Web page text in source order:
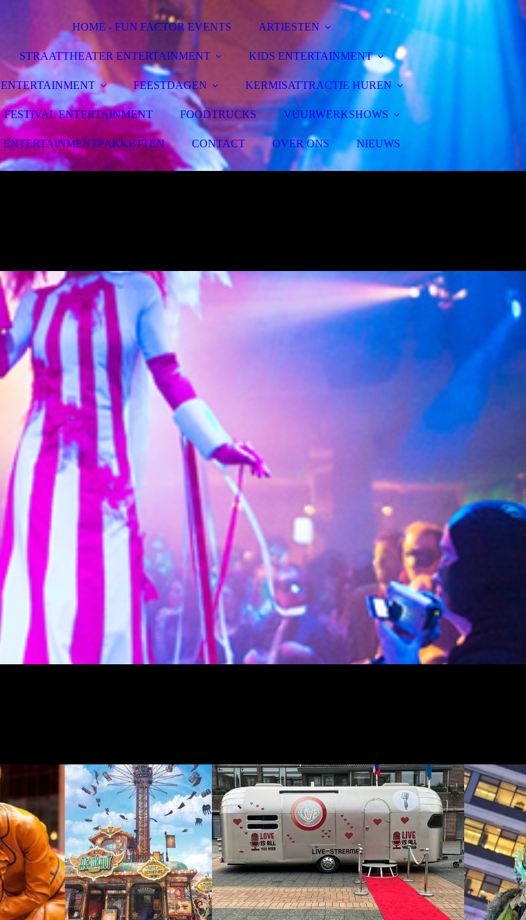
HOME - FUN FACTOR EVENTS ARTIESTEN
STRAATTHEATER ENTERTAINMENT KIDS ENTERTAINMENT
ENTERTAINMENT FEESTDAGEN KERMISATTRACTIE HUREN
FESTIVAL ENTERTAINMENT FOODTRUCKS VUURWERKSHOWS
ENTERTAINMENTPAKKETTEN CONTACT OVER ONS NIEUWS